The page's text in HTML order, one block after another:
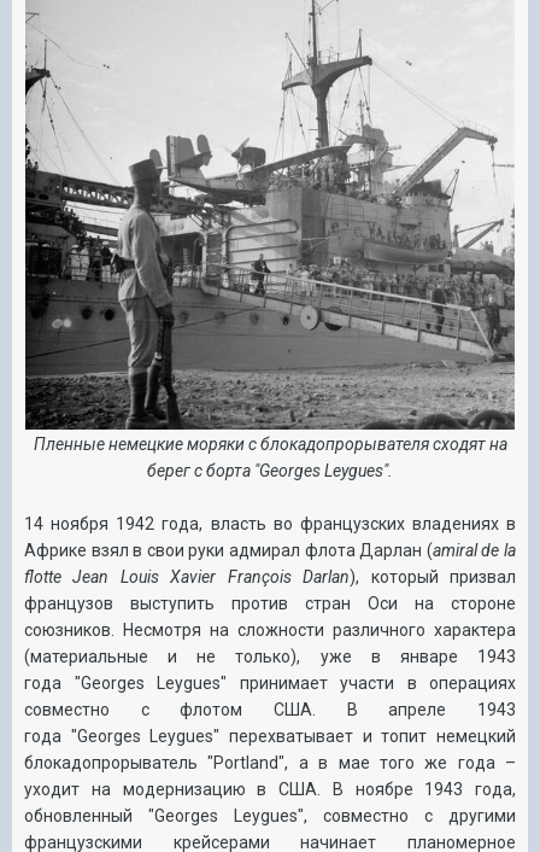
Пленные немецкие моряки с блокадопрорывателя сходят на
берег с борта "GeorgesLeygues".
14 ноября 1942 года, власть во французских владениях в
Африке взял в свои руки адмирал флота Дарлан (amiral de la
flotte Jean Louis Xavier François Darlan), который призвал
французов выступить против стран Оси на стороне
союзников. Несмотря на сложности различного характера
(материальные и не только), уже в январе 1943
года "Georges Leygues"
принимает участи в операциях
совместно с флотом США.
В апреле 1943
года "Georges Leygues" перехватывает и топит немецкий
блокадопрорыватель "Portland", а в мае того же года –
уходит на модернизацию в США. В ноябре 1943 года,
обновленный "Georges Leygues", совместно с другими
французскими крейсерами начинает планомерное